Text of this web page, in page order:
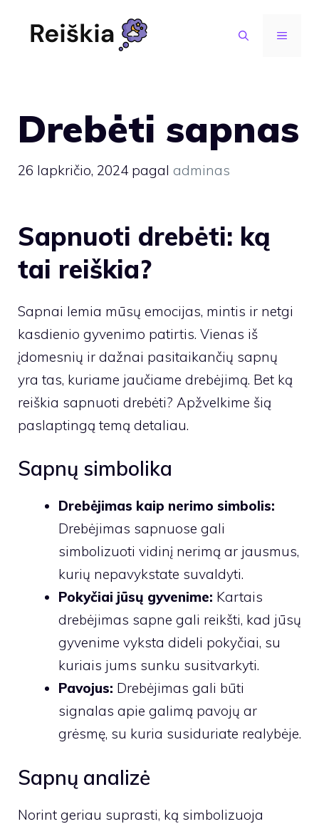
MENIU
Drebėti sapnas
26 lapkričio, 2024 pagal adminas
Sapnuoti drebėti: ką
tai reiškia?
Sapnai lemia mūsų emocijas, mintis ir netgi
kasdienio gyvenimo patirtis. Vienas iš
įdomesnių ir dažnai pasitaikančių sapnų
yra tas, kuriame jaučiame drebėjimą. Bet ką
reiškia sapnuoti drebėti? Apžvelkime šią
paslaptingą temą detaliau.
Sapnų simbolika
Drebėjimas kaip nerimo simbolis:
Drebėjimas sapnuose gali
simbolizuoti vidinį nerimą ar jausmus,
kurių nepavykstate suvaldyti.
Pokyčiai jūsų gyvenime: Kartais
drebėjimas sapne gali reikšti, kad jūsų
gyvenime vyksta dideli pokyčiai, su
kuriais jums sunku susitvarkyti.
Pavojus: Drebėjimas gali būti
signalas apie galimą pavojų ar
grėsmę, su kuria susiduriate realybėje.
Sapnų analizė
Norint geriau suprasti, ką simbolizuoja